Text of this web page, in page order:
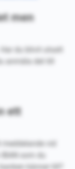
men
du blivit utsatt
anmäla det till
ett
vid
som du
känner till?